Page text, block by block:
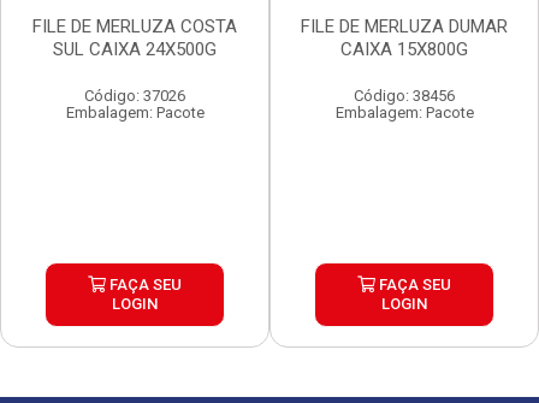
FILE DE MERLUZA COSTA
SUL CAIXA 24X500G
Código: 37026
Embalagem: Pacote
FAÇA SEU
LOGIN
FILE DE MERLUZA DUMAR
CAIXA 15X800G
Código: 38456
Embalagem: Pacote
FAÇA SEU
LOGIN